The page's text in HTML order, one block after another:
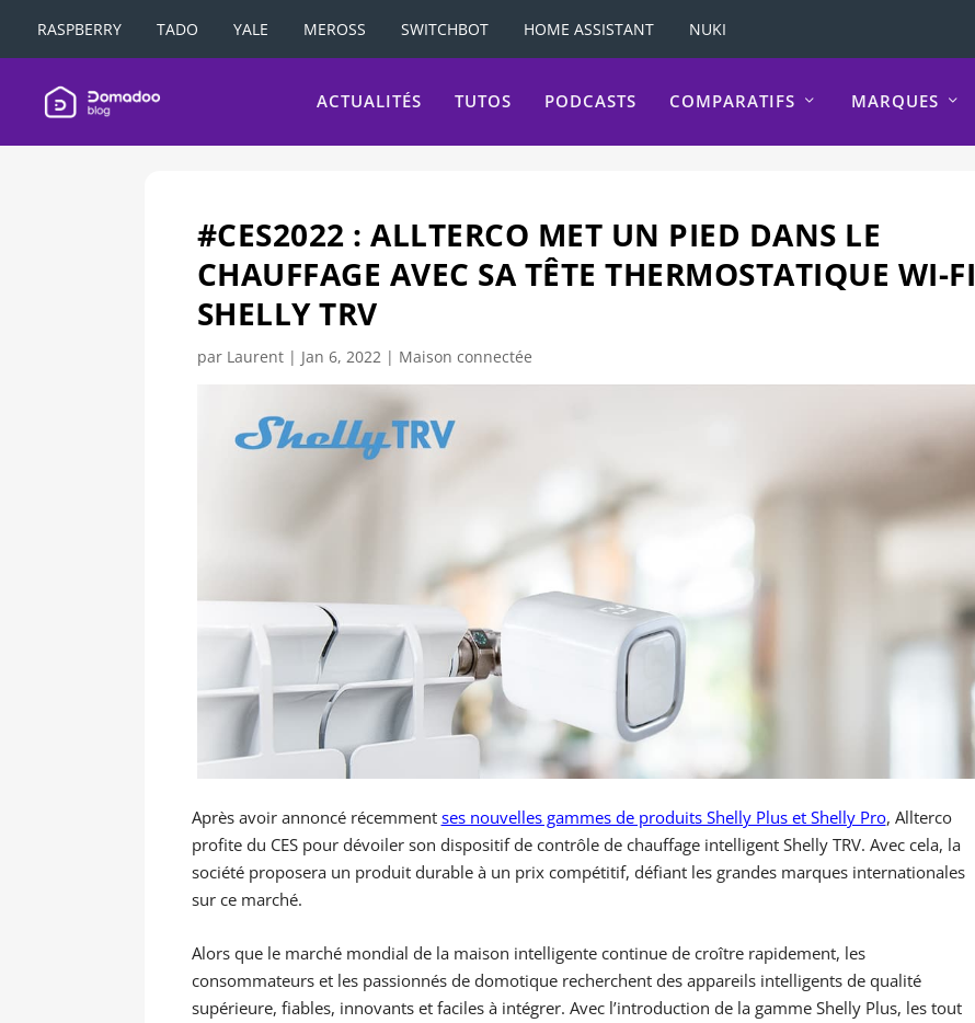
RASPBERRY TADO YALE MEROSS SWITCHBOT HOME ASSISTANT NUKI
ACTUALITÉS TUTOS PODCASTS COMPARATIFS MARQUES
#CES2022 : ALLTERCO MET UN PIED DANS LE
CHAUFFAGE AVEC SA TÊTE THERMOSTATIQUE WI-FI
SHELLY TRV
par Laurent| Jan 6, 2022| Maison connectée
Après avoir annoncé récemment ses nouvelles gammes de produits Shelly Plus et Shelly Pro, Allterco
profite du CES pour dévoiler son dispositif de contrôle de chauffage intelligent Shelly TRV. Avec cela, la
société proposera un produit durable à un prix compétitif, défiant les grandes marques internationales
sur ce marché.
Alors que le marché mondial de la maison intelligente continue de croître rapidement, les
consommateurs et les passionnés de domotique recherchent des appareils intelligents de qualité
supérieure, fiables, innovants et faciles à intégrer. Avec l’introduction de la gamme Shelly Plus, les tout